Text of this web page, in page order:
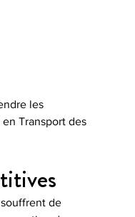
les
Transport des
de